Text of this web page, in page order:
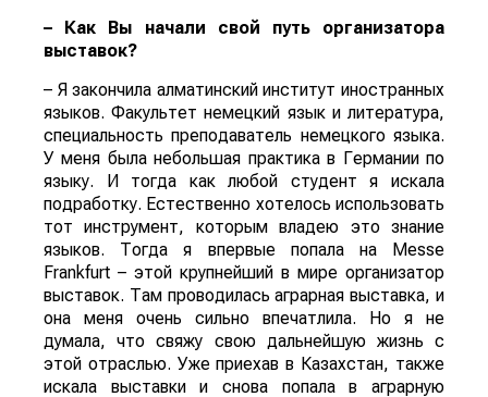
– Как Вы начали свой путь организатора
выставок?
– Я закончила алматинский институт иностранных
языков. Факультет немецкий язык и литература,
специальность преподаватель немецкого языка.
У меня была небольшая практика в Германии по
языку. И тогда как любой студент я искала
подработку. Естественно хотелось использовать
тот инструмент, которым владею это знание
языков. Тогда я впервые попала на Messe
Frankfurt – этой крупнейший в мире организатор
выставок. Там проводилась аграрная выставка, и
она меня очень сильно впечатлила. Но я не
думала, что свяжу свою дальнейшую жизнь с
этой отраслью. Уже приехав в Казахстан, также
искала выставки и снова попала в аграрную